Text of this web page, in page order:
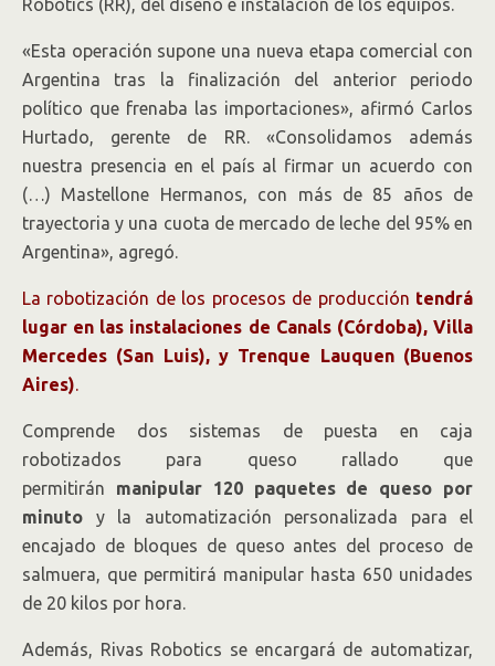
Robotics (RR), del diseño e instalación de los equipos.
«Esta operación supone una nueva etapa comercial con
Argentina tras la finalización del anterior periodo
político que frenaba las importaciones», afirmó Carlos
Hurtado, gerente de RR. «Consolidamos además
nuestra presencia en el país al firmar un acuerdo con
(…) Mastellone Hermanos, con más de 85 años de
trayectoria y una cuota de mercado de leche del 95% en
Argentina», agregó.
La robotización de los procesos de producción tendrá
lugar en las instalaciones de Canals (Córdoba), Villa
Mercedes (San Luis), y Trenque Lauquen (Buenos
Aires).
Comprende dos sistemas de puesta en caja
robotizados para queso rallado que
permitirán manipular 120 paquetes de queso por
minuto y la automatización personalizada para el
encajado de bloques de queso antes del proceso de
salmuera, que permitirá manipular hasta 650 unidades
de 20 kilos por hora.
Además, Rivas Robotics se encargará de automatizar,